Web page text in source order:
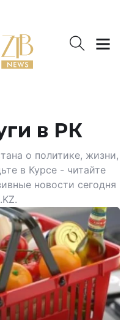
в РК
о политике, жизни,
в Курсе - читайте
новости сегодня